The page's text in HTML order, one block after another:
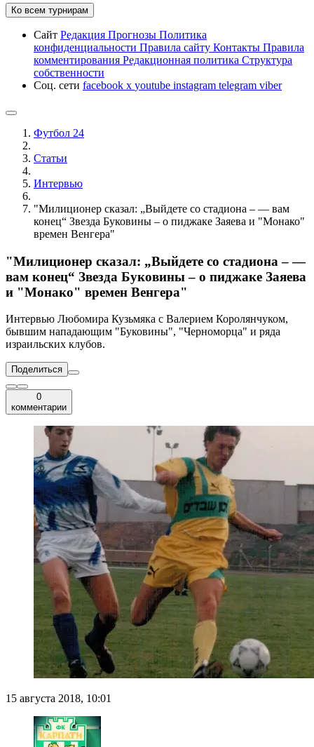
Ко всем турнирам
Сайт Редакция Прогнозы Политика
конфиденциальности Правила сайту Контакты Правила
комментирования Редакционная политика Структура
собственности
Соц. сети facebook x youtube instagram telegram viber
Футбол 24
Статьи
Интервью
"Милиционер сказал: „Выйдете со стадиона – — вам
конец“ Звезда Буковины – о пиджаке Заяева и "Монако"
времен Венгера"
"Милиционер сказал: „Выйдете со стадиона – —
вам конец“ Звезда Буковины – о пиджаке Заяева
и "Монако" времен Венгера"
Интервью Любомира Кузьмяка с Валерием Королянчуком,
бывшим нападающим "Буковины", "Черноморца" и ряда
израильских клубов.
Поделиться
0
комментарии
15 августа 2018, 10:01